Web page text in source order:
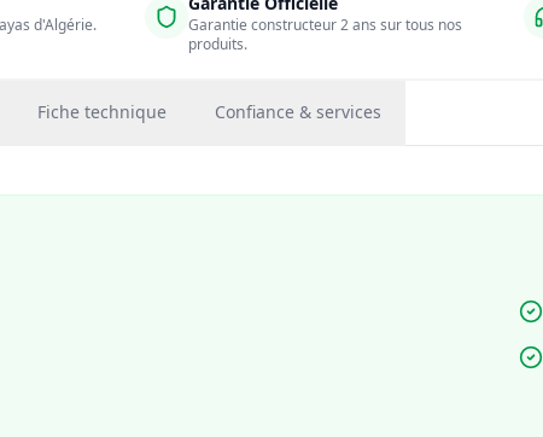
d'Algérie.
Garantie constructeur 2 ans sur tous nos
produits.
Fiche technique Confiance & services